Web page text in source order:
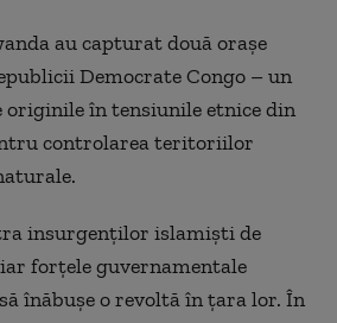
au capturat două orașe
Democrate Congo – un
originile în tensiunile etnice din
controlarea teritoriilor
insurgenților islamiști de
forțele guvernamentale
înăbușe o revoltă în țara lor. În